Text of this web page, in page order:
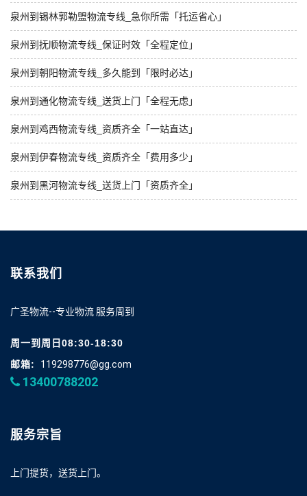
泉州到锡林郭勒盟物流专线_急你所需「托运省心」
泉州到抚顺物流专线_保证时效「全程定位」
泉州到朝阳物流专线_多久能到「限时必达」
泉州到通化物流专线_送货上门「全程无虑」
泉州到鸡西物流专线_资质齐全「一站直达」
泉州到伊春物流专线_资质齐全「费用多少」
泉州到黑河物流专线_送货上门「资质齐全」
联系我们
广圣物流--专业物流 服务周到
周一到周日08:30-18:30
邮箱:
119298776@gg.com
13400788202
服务宗旨
上门提货，送货上门。